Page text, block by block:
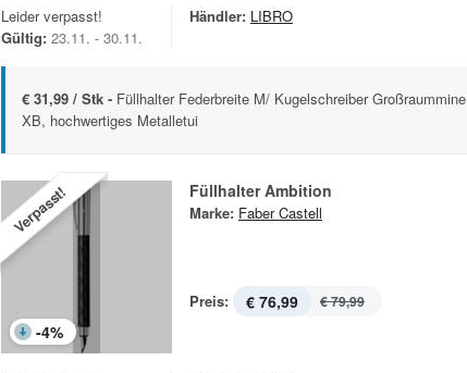
Leider verpasst!
Gültig: 23.11. - 30.11.
Händler: LIBRO
€ 31,99 / Stk - Füllhalter Federbreite M/ Kugelschreiber Großraummine
XB, hochwertiges Metalletui
Verpasst!
-4%
Füllhalter Ambition
Marke: Faber Castell
Preis: € 76,99 € 79,99